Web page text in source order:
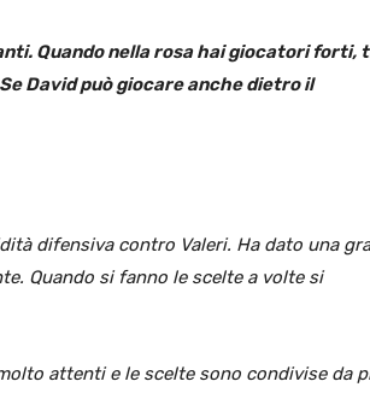
Quando nella rosa hai giocatori forti,
David può giocare anche dietro il
difensiva contro Valeri. Ha dato una
Quando si fanno le scelte a volte si
attenti e le scelte sono condivise da